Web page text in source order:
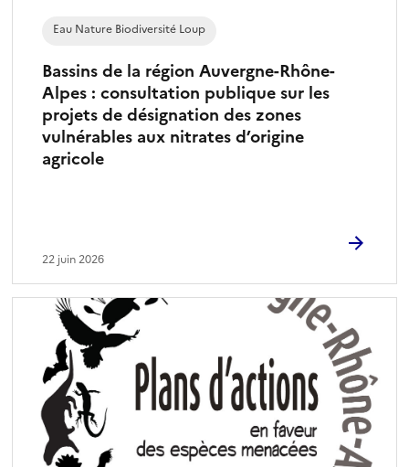
Bassins de la région Auvergne-Rhône-
Alpes : consultation publique sur les
projets de désignation des zones
vulnérables aux nitrates d’origine
agricole
Eau Nature Biodiversité Loup
22 juin 2026